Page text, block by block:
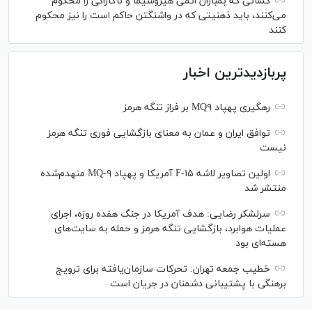
می‌کنند، باید ذهنیتی که در واشنگتن حاکم است را نیز محکوم
کنند
پربازدیدترین اخبار
رهگیری پهپاد MQ۹ بر فراز تنگه هرمز
توافق ایران و عمان به معنای بازگشایی فوری تنگه هرمز
نیست
اولین تصاویر لاشه F-۱۵ آمریکا و پهپاد MQ-۹ منهدم‌شده
منتشر شد
سرلشکر رضایی: هدف آمریکا در جنگ هفده روزه، اجرای
عملیات هوابرد، بازگشایی تنگه هرمز و حمله به سایت‌های
هسته‌ای بود
خطیب جمعه تهران: تحرکات سازمان‌یافته برای ترویج
برهنگی با پشتیبانی دشمنان در جریان است